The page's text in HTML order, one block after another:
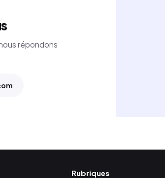
répondons
Rubriques